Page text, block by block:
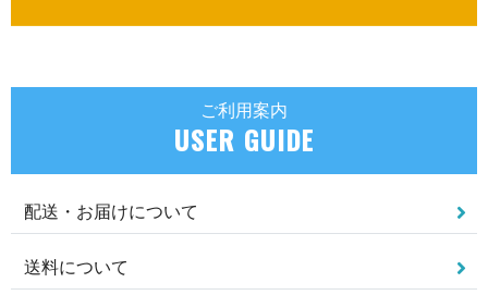
ご利用案内
USER GUIDE
配送・お届けについて
送料について